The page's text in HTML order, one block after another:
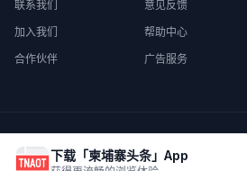
联系我们
加入我们
合作伙伴
意见反馈
帮助中心
广告服务
Made with
in
下载「柬埔寨头条」App